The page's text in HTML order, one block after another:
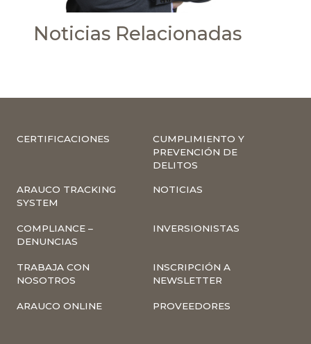
Noticias Relacionadas
CERTIFICACIONES
CUMPLIMIENTO Y
PREVENCIÓN DE
DELITOS
ARAUCO TRACKING
SYSTEM
NOTICIAS
COMPLIANCE –
DENUNCIAS
INVERSIONISTAS
TRABAJA CON
NOSOTROS
INSCRIPCIÓN A
NEWSLETTER
ARAUCO ONLINE PROVEEDORES